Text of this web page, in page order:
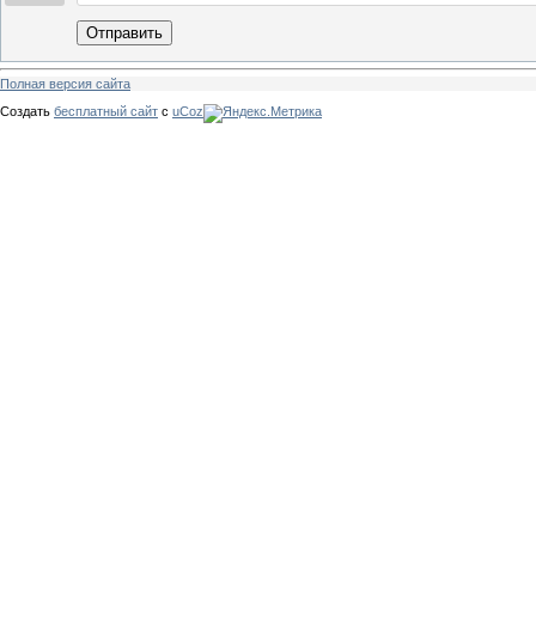
Отправить
Полная версия сайта
Создать бесплатный сайт с uCoz